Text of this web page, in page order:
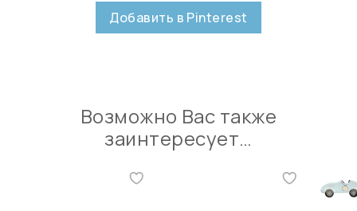
Добавить в Pinterest
Возможно Вас также
заинтересует…